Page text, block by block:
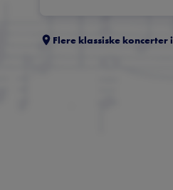
Flere klassiske koncerter i